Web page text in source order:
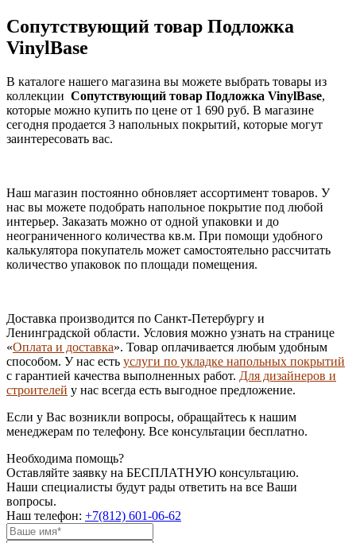
Сопутствующий товар Подложка
VinylBase
В каталоге нашего магазина вы можете выбрать товары из
коллекции Сопутствующий товар Подложка VinylBase,
которые можно купить по цене от 1 690 руб. В магазине
сегодня продается 3 напольных покрытий, которые могут
заинтересовать вас.
Наш магазин постоянно обновляет ассортимент товаров. У
нас вы можете подобрать напольное покрытие под любой
интерьер. Заказать можно от одной упаковки и до
неограниченного количества кв.м. При помощи удобного
калькулятора покупатель может самостоятельно рассчитать
количество упаковок по площади помещения.
Доставка производится по Санкт-Петербургу и
Ленинградской области. Условия можно узнать на странице
«Оплата и доставка». Товар оплачивается любым удобным
способом. У нас есть услуги по укладке напольных покрытий
с гарантией качества выполненных работ. Для дизайнеров и
строителей у нас всегда есть выгодное предложение.
Если у Вас возникли вопросы, обращайтесь к нашим
менеджерам по телефону. Все консультации бесплатно.
Необходима помощь?
Оставляйте заявку на БЕСПЛАТНУЮ консультацию.
Наши специалисты будут рады ответить на все Ваши
вопросы.
Наш телефон: +7(812) 601-06-62